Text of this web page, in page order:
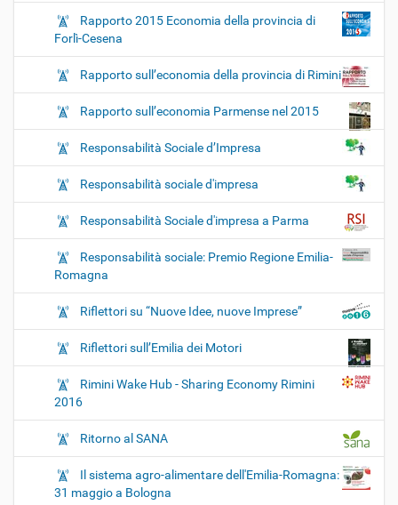
Rapporto 2015 Economia della provincia di
Forlì-Cesena
Rapporto sull’economia della provincia di Rimini
Rapporto sull’economia Parmense nel 2015
Responsabilità Sociale d’Impresa
Responsabilità sociale d'impresa
Responsabilità Sociale d'impresa a Parma
Responsabilità sociale: Premio Regione Emilia-
Romagna
Riflettori su “Nuove Idee, nuove Imprese”
Riflettori sull’Emilia dei Motori
Rimini Wake Hub - Sharing Economy Rimini
2016
Ritorno al SANA
Il sistema agro-alimentare dell'Emilia-Romagna:
31 maggio a Bologna